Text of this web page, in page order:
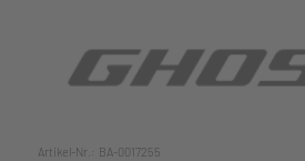
Artikel-Nr.: BA-0017255